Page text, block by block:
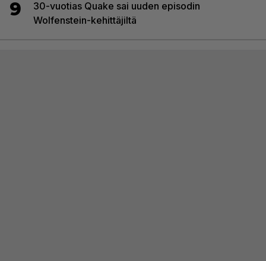
9
30-vuotias Quake sai uuden episodin
Wolfenstein-kehittäjiltä